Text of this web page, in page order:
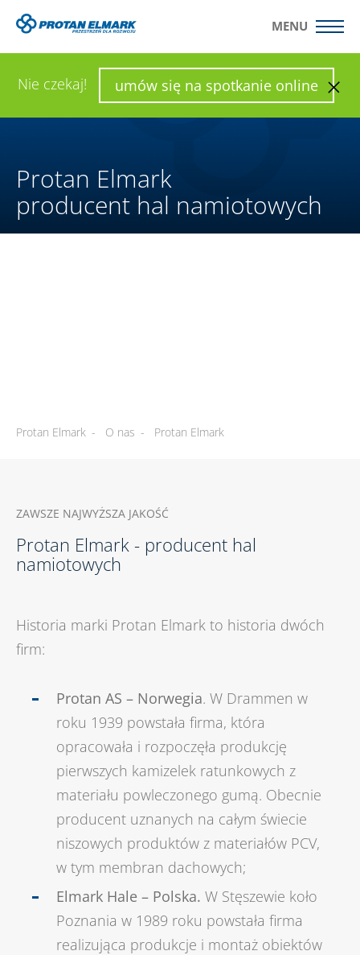
Nie czekaj! umów się na spotkanie online
MENU
WYŚLIJ ZAPYTANIE SKONFIGURUJ HALĘ
Protan Elmark
producent hal namiotowych
Protan Elmark - O nas - Protan Elmark
ZAWSZE NAJWYŻSZA JAKOŚĆ
Protan Elmark - producent hal
namiotowych
Historia marki Protan Elmark to historia dwóch
firm:
Protan AS – Norwegia. W Drammen w
roku 1939 powstała firma, która
opracowała i rozpoczęła produkcję
pierwszych kamizelek ratunkowych z
materiału powleczonego gumą. Obecnie
producent uznanych na całym świecie
niszowych produktów z materiałów PCV,
w tym membran dachowych;
Elmark Hale – Polska. W Stęszewie koło
Poznania w 1989 roku powstała firma
realizująca produkcje i montaż obiektów